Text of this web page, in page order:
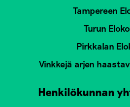
Tampereen
Turun
Pirkkalan
Vinkkejä arjen
Henkilökunnan